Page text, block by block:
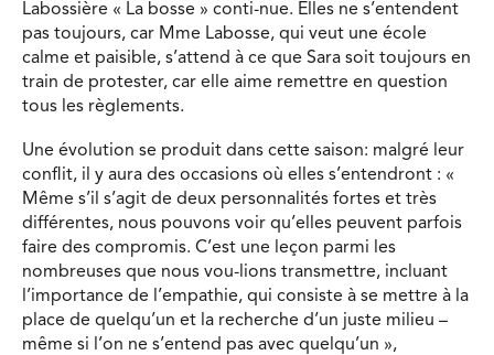
Labossière « La bosse » conti-nue. Elles ne s’entendent
pas toujours, car Mme Labosse, qui veut une école
calme et paisible, s’attend à ce que Sara soit toujours en
train de protester, car elle aime remettre en question
tous les règlements.
Une évolution se produit dans cette saison: malgré leur
conflit, il y aura des occasions où elles s’entendront : «
Même s’il s’agit de deux personnalités fortes et très
différentes, nous pouvons voir qu’elles peuvent parfois
faire des compromis. C’est une leçon parmi les
nombreuses que nous vou-lions transmettre, incluant
l’importance de l’empathie, qui consiste à se mettre à la
place de quelqu’un et la recherche d’un juste milieu –
même si l’on ne s’entend pas avec quelqu’un »,